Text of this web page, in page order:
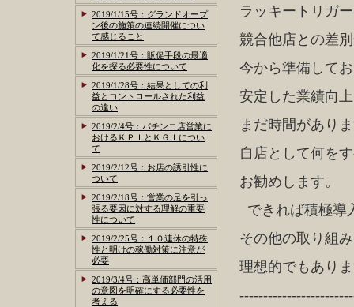
ラッキートリガ
競合他店との差
今から準備して
安定した業績向
まだ時間があり
自店として何を
お勧めします。
できれば積極導
その他の取り組
理想的でもあり
2019/1/15号：グランドオープ
ン後の施策の連続開催につい
て感じること
2019/1/21号：販促手段の最適
化を探る必要性について
2019/1/28号：結果としての利
益とコントロールされた利益
の違い
2019/2/4号：パチンコ店営業に
おけるＫＰＩとＫＧＩについ
て
2019/2/12号：お店の誘引性に
ついて
2019/2/18号：営業の足を引っ
張る要因に対する理解の重要
性について
2019/2/25号：１０連休の特殊
性と明けの稼働対策に注意が
必要
2019/3/4号：高単価部門の活用
の意図を明確にする必要性を
考える